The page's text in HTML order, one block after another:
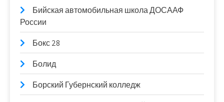
Бийская автомобильная школа ДОСААФ
России
Бокс 28
Болид
Борский Губернский колледж